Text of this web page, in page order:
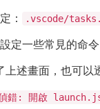
：
.vscode/
定一些常見的命
上述畫面，也可以
錯: 開啟